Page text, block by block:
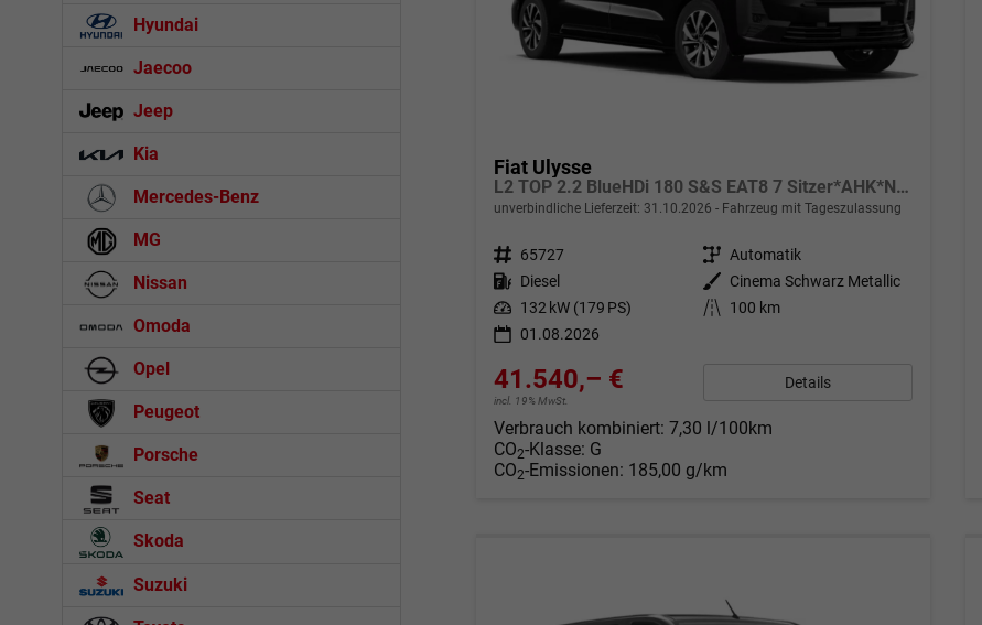
Fiat Ulysse
L2 TOP 2.2 BlueHDi 180 S&S EAT8 7 Sitzer*AHK*Navi*SHZ*Kamera*Keyless*Klimaauto*ACC
unverbindliche Lieferzeit: 31.10.2026 Fahrzeug mit Tageszulassung
Fahrzeugnr. 65727 Getriebe Automatik
Kraftstoff Diesel Außenfarbe
Cinema Schwarz Metallic
Leistung 132 kW (179 PS) Kilometerstand
100 km
01.08.2026
41.540,– €
incl. 19% MwSt.
Details
Verbrauch kombiniert: 7,30 l/100km
CO2-Klasse: G
CO2-Emissionen: 185,00 g/km
Hyundai
Jaecoo
Jeep
Kia
Mercedes-Benz
MG
Nissan
Omoda
Opel
Peugeot
Porsche
Seat
Skoda
Suzuki